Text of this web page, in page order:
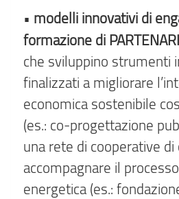
• modelli innovativi di
formazione di
che sviluppino strumenti
finalizzati a migliorare
economica sostenibile
(es.: co-progettazione
una rete di cooperative di
accompagnare il
energetica (es.: